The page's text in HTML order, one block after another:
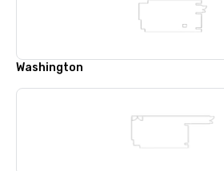
Washington